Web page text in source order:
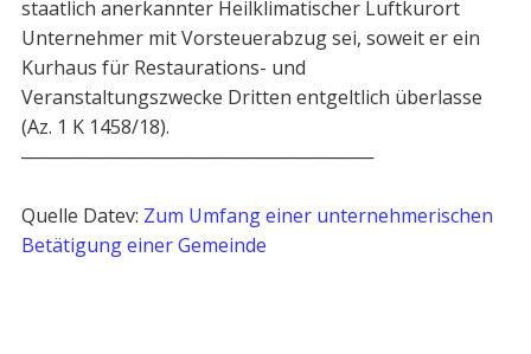
staatlich anerkannter Heilklimatischer Luftkurort
Unternehmer mit Vorsteuerabzug sei, soweit er ein
Kurhaus für Restaurations- und
Veranstaltungszwecke Dritten entgeltlich überlasse
(Az. 1 K 1458/18).
───────────────────────────
Quelle Datev: Zum Umfang einer unternehmerischen
Betätigung einer Gemeinde